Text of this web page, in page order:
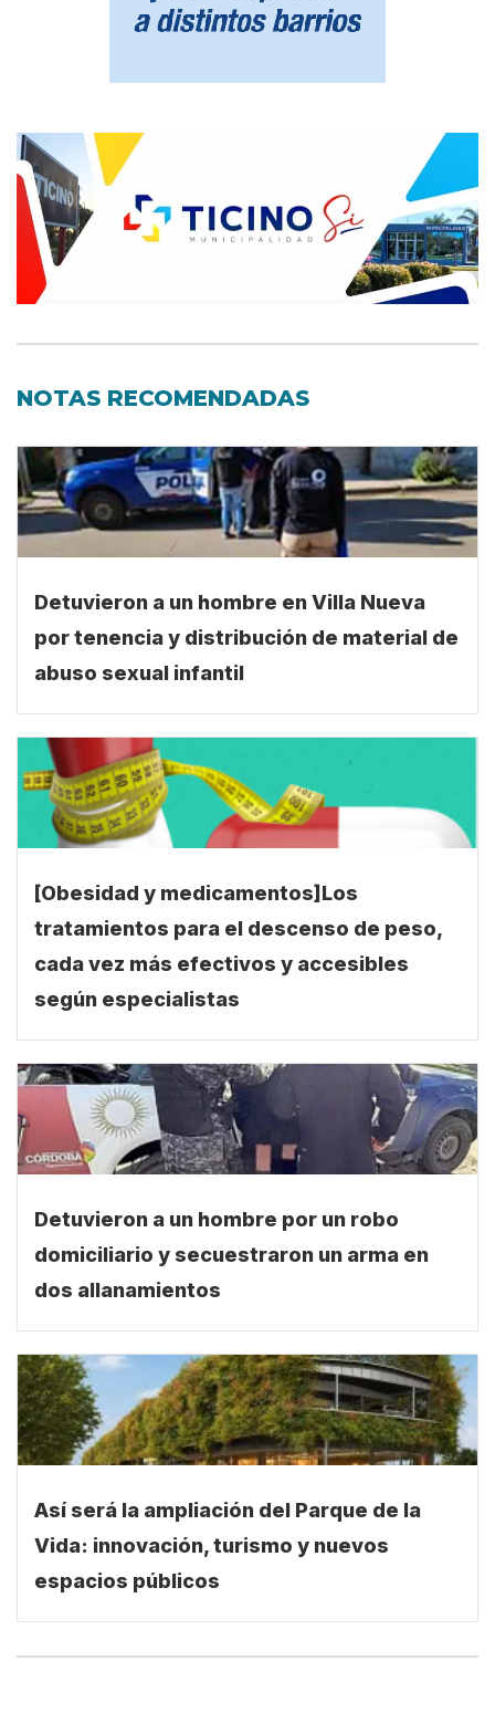
NOTAS RECOMENDADAS
Detuvieron a un hombre en Villa Nueva
por tenencia y distribución de material de
abuso sexual infantil
[Obesidad y medicamentos]Los
tratamientos para el descenso de peso,
cada vez más efectivos y accesibles
según especialistas
Detuvieron a un hombre por un robo
domiciliario y secuestraron un arma en
dos allanamientos
Así será la ampliación del Parque de la
Vida: innovación, turismo y nuevos
espacios públicos